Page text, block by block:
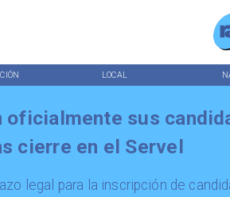
LOCAL
oficialmente sus
cierre en el Servel
legal para la inscripción de